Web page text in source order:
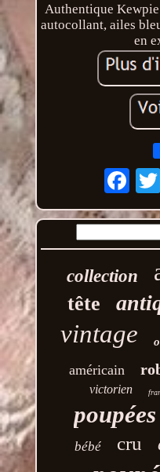
Authentique
autocollant, ailes
en
collection
tête
vintage
américain
victorien
poupées
bébé cru